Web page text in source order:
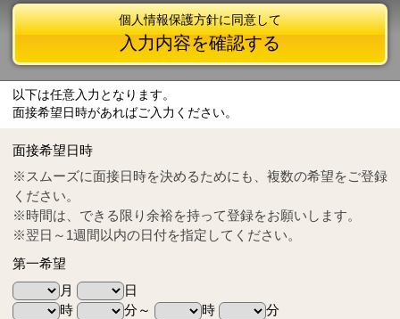
Tel
0570-55-0314
個人情報保護方針に同意して
入力内容を確認する
以下は任意入力となります。
面接希望日時があればご入力ください。
面接希望日時
※スムーズに面接日時を決めるためにも、複数の希望をご登録
ください。
※時間は、できる限り余裕を持って登録をお願いします。
※翌日～1週間以内の日付を指定してください。
第一希望
月
日
時
分～ 時
分